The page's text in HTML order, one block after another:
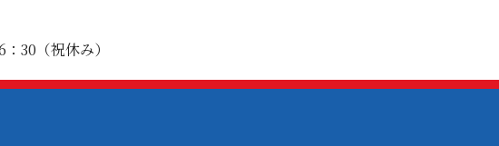
30（祝休み）